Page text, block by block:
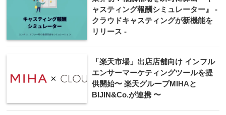
ャスティング報酬シミュレーター』 -
クラウドキャスティングが新機能を
リリース -
「楽天市場」出店店舗向け インフル
エンサーマーケティングツールを提
供開始〜 楽天グループMIHAと
BIJIN&Co.が連携 〜